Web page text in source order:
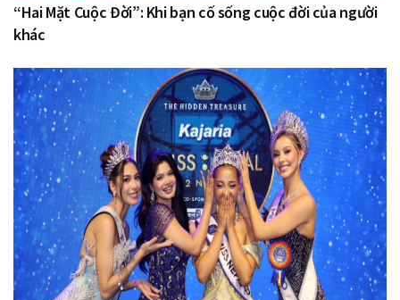
“Hai Mặt Cuộc Đời”: Khi bạn cố sống cuộc đời của người
khác